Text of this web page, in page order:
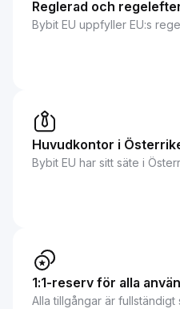
Reglerad och
Bybit EU uppfyller EU:s
Huvudkontor i
Bybit EU har sitt säte i
1:1-reserv för alla
Alla tillgångar är